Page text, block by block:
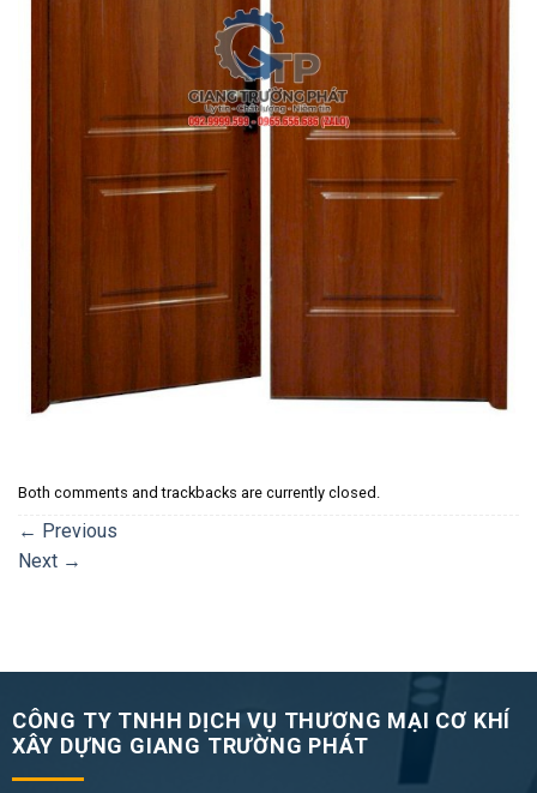
Both comments and trackbacks are currently closed.
← Previous
Next →
CÔNG TY TNHH DỊCH VỤ THƯƠNG MẠI CƠ KHÍ
XÂY DỰNG GIANG TRƯỜNG PHÁT